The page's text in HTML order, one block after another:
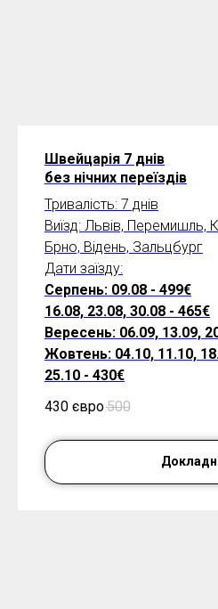
Швейцарія 7 днів
без нічних переїздів
Тривалість: 7 днів
Виїзд: Львів, Перемишль,
Брно, Відень, Зальцбург
Дати заїзду:
Серпень: 09.08 - 499€
16.08, 23.08, 30.08 - 465€
Вересень: 06.09, 13.09,
Жовтень: 04.10, 11.10,
25.10 - 430€
430 євро500